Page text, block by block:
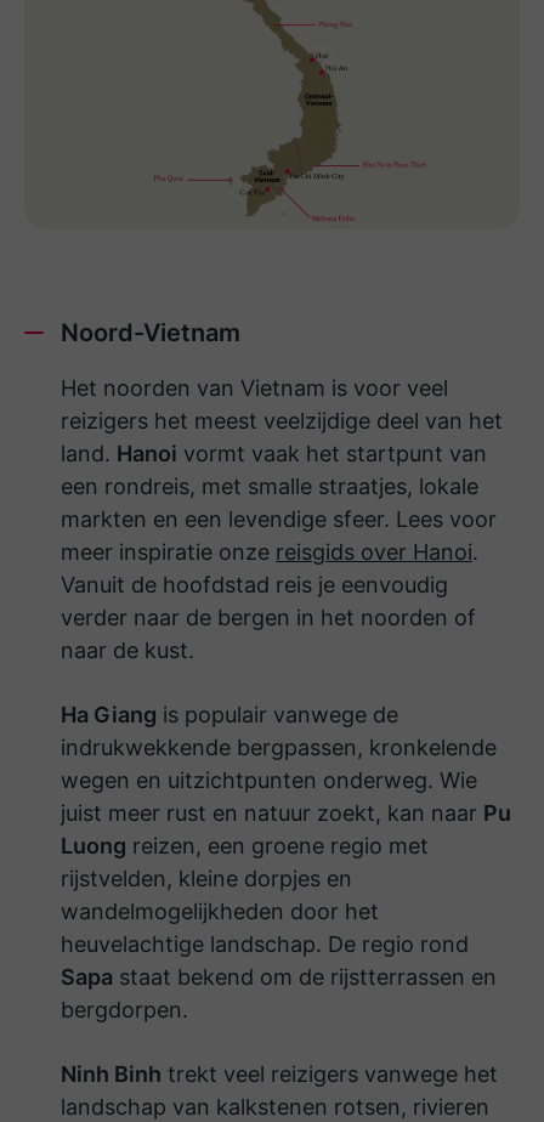
Noord-Vietnam
Het noorden van Vietnam is voor veel
reizigers het meest veelzijdige deel van het
land. Hanoi vormt vaak het startpunt van
een rondreis, met smalle straatjes, lokale
markten en een levendige sfeer. Lees voor
meer inspiratie onze reisgids over Hanoi.
Vanuit de hoofdstad reis je eenvoudig
verder naar de bergen in het noorden of
naar de kust.
Ha Giang is populair vanwege de
indrukwekkende bergpassen, kronkelende
wegen en uitzichtpunten onderweg. Wie
juist meer rust en natuur zoekt, kan naar Pu
Luong reizen, een groene regio met
rijstvelden, kleine dorpjes en
wandelmogelijkheden door het
heuvelachtige landschap. De regio rond
Sapa staat bekend om de rijstterrassen en
bergdorpen.
Ninh Binh trekt veel reizigers vanwege het
landschap van kalkstenen rotsen, rivieren